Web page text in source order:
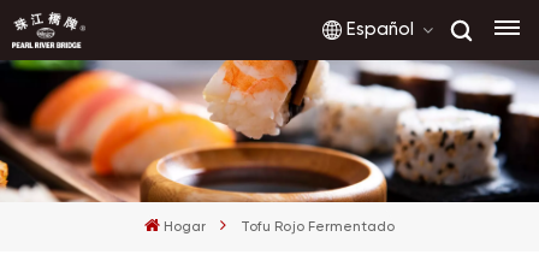
Español
English
français
Hogar Tofu Rojo Fermentado